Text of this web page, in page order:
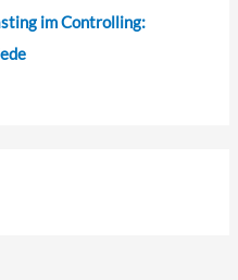
im Controlling: